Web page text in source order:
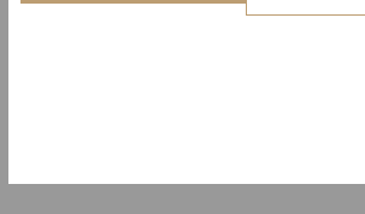
POST COMMENT